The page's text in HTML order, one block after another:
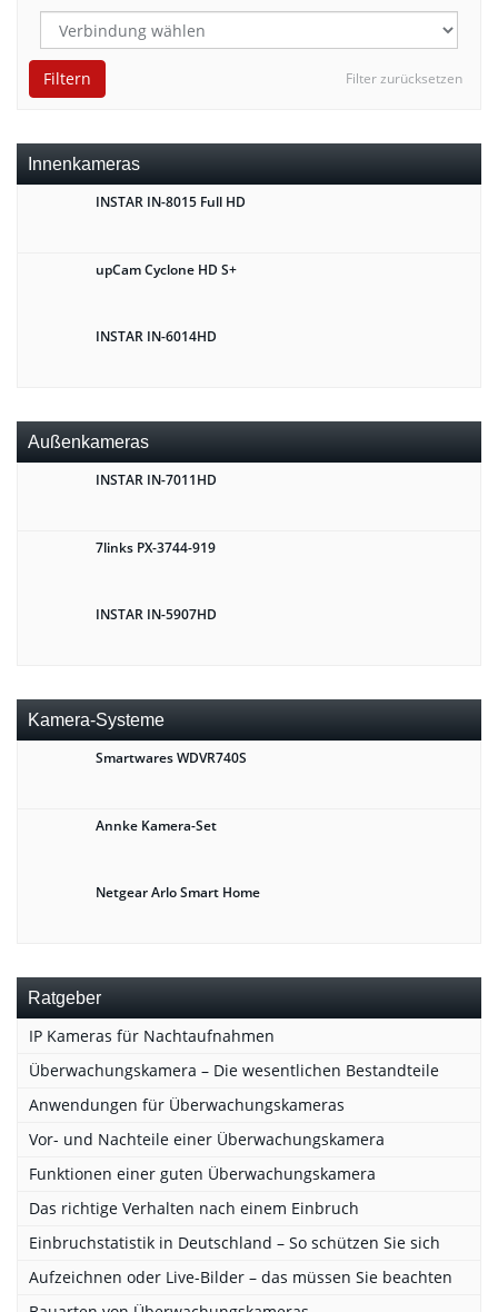
Filter zurücksetzen
Filtern
Innenkameras
INSTAR IN-8015 Full HD
upCam Cyclone HD S+
INSTAR IN-6014HD
Außenkameras
INSTAR IN-7011HD
7links PX-3744-919
INSTAR IN-5907HD
Kamera-Systeme
Smartwares WDVR740S
Annke Kamera-Set
Netgear Arlo Smart Home
Ratgeber
IP Kameras für Nachtaufnahmen
Überwachungskamera – Die wesentlichen Bestandteile
Anwendungen für Überwachungskameras
Vor- und Nachteile einer Überwachungskamera
Funktionen einer guten Überwachungskamera
Das richtige Verhalten nach einem Einbruch
Einbruchstatistik in Deutschland – So schützen Sie sich
Aufzeichnen oder Live-Bilder – das müssen Sie beachten